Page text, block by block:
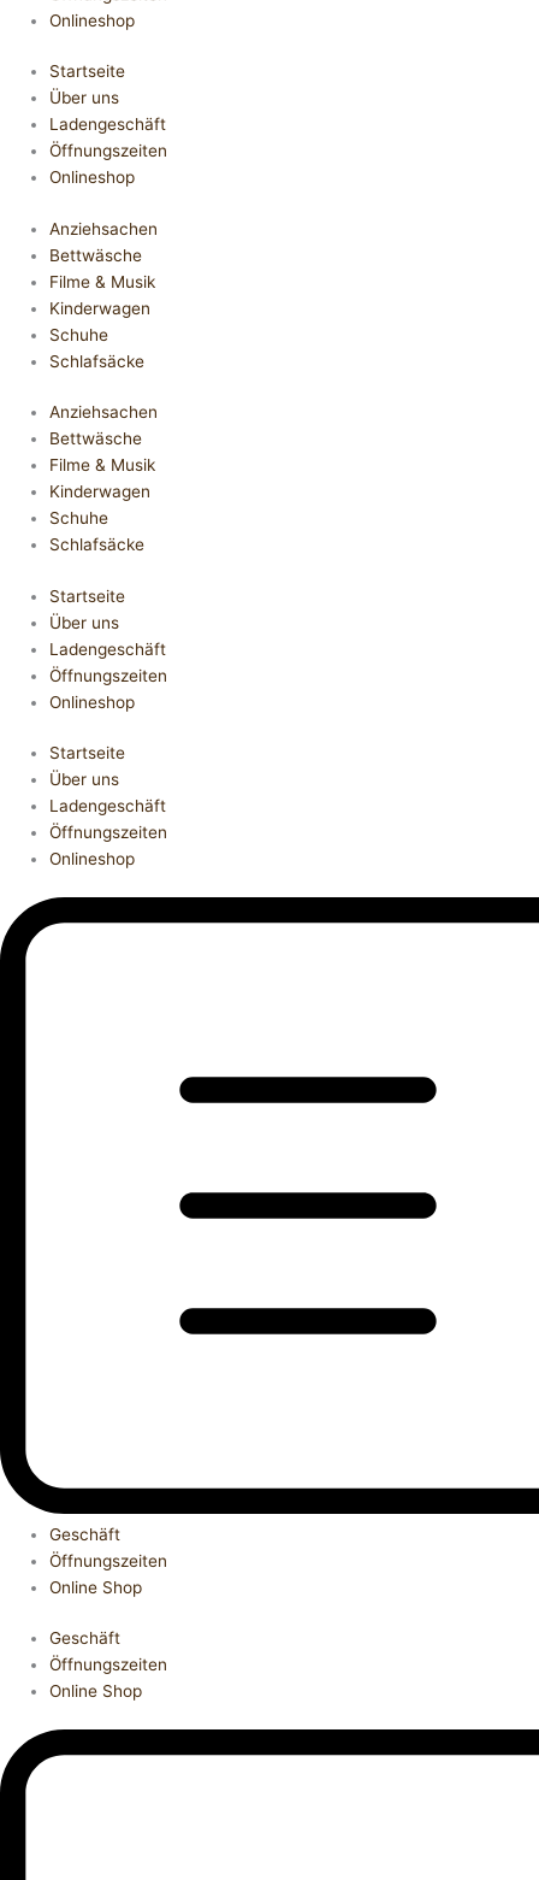
Onlineshop
Startseite
Über uns
Ladengeschäft
Öffnungszeiten
Onlineshop
Anziehsachen
Bettwäsche
Filme & Musik
Kinderwagen
Schuhe
Schlafsäcke
Anziehsachen
Bettwäsche
Filme & Musik
Kinderwagen
Schuhe
Schlafsäcke
Startseite
Über uns
Ladengeschäft
Öffnungszeiten
Onlineshop
Startseite
Über uns
Ladengeschäft
Öffnungszeiten
Onlineshop
Geschäft
Öffnungszeiten
Online Shop
Geschäft
Öffnungszeiten
Online Shop